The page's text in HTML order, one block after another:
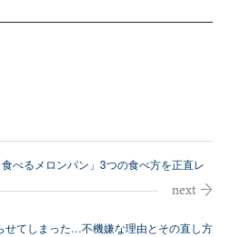
べるメロンパン」3つの食べ方を正直レ
せてしまった…不機嫌な理由とその直し方